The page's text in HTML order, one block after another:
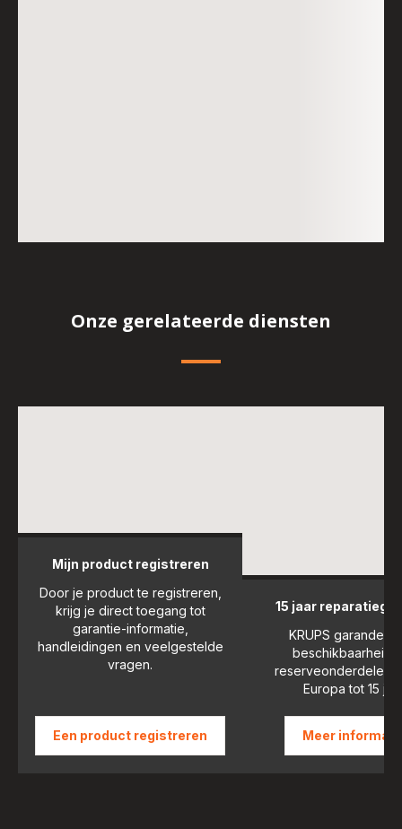
Onze gerelateerde diensten
Mijn product registreren
Door je product te registreren,
krijg je direct toegang tot
garantie-informatie,
handleidingen en veelgestelde
vragen.
Een product registreren
15 jaar
KRUPS
beschikbaarheid
reserveonderdelen
Europa tot 15
Meer